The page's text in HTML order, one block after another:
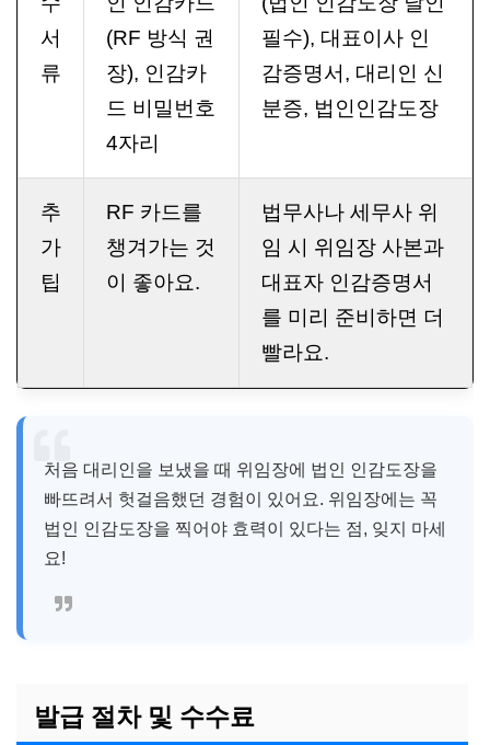
서
류
(RF 방식 권
장), 인감카
드 비밀번호
4자리
필수), 대표이사 인
감증명서, 대리인 신
분증, 법인인감도장
추
가
팁
RF 카드를
챙겨가는 것
이 좋아요.
법무사나 세무사 위
임 시 위임장 사본과
대표자 인감증명서
를 미리 준비하면 더
빨라요.
처음 대리인을 보냈을 때 위임장에 법인 인감도장을
빠뜨려서 헛걸음했던 경험이 있어요. 위임장에는 꼭
법인 인감도장을 찍어야 효력이 있다는 점, 잊지 마세
요!
발급 절차 및 수수료